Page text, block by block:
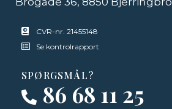
CVR-nr. 21455148
Se kontrolrapport
SPØRGSMÅL?
86 68 11 25